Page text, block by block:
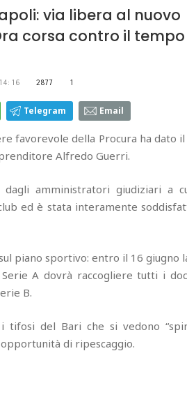
via libera al nuovo
corsa contro il
2877 1
Telegram Email
favorevole della Procura ha dato
Alfredo Guerri.
amministratori giudiziari a
ed è stata interamente
piano sportivo: entro il 16 giugno
A dovrà raccogliere tutti i
B.
del Bari che si vedono
di ripescaggio.